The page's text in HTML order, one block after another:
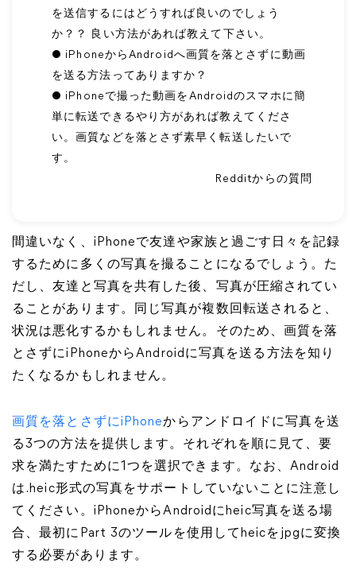
を送信するにはどうすれば良いのでしょう
か？？ 良い方法があれば教えて下さい。
● iPhoneからAndroidへ画質を落とさずに動画
を送る方法ってありますか？
● iPhoneで撮った動画をAndroidのスマホに簡
単に転送できるやり方があれば教えてくださ
い。画質などを落とさず素早く転送したいで
す。
Redditからの質問
間違いなく、iPhoneで友達や家族と過ごす日々を記録
するために多くの写真を撮ることになるでしょう。た
だし、友達と写真を共有した後、写真が圧縮されてい
ることがあります。同じ写真が複数回転送されると、
状況は悪化するかもしれません。そのため、画質を落
とさずにiPhoneからAndroidに写真を送る方法を知り
たくなるかもしれません。
画質を落とさずにiPhoneからアンドロイドに写真を送
る3つの方法を提供します。それぞれを順に見て、要
求を満たすために1つを選択できます。なお、Android
は.heic形式の写真をサポートしていないことに注意し
てください。iPhoneからAndroidにheic写真を送る場
合、最初にPart 3のツールを使用してheicをjpgに変換
する必要があります。